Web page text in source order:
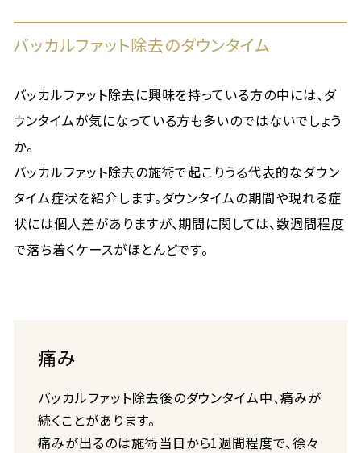
バッカルファット除去のダウンタイム
バッカルファット除去に興味を持っている方の中には、ダ
ウンタイムが気になっている方も多いのではないでしょう
か。
バッカルファット除去の施術で起こりうる代表的なダウン
タイム症状を紹介します。ダウンタイムの期間や現れる症
状には個人差がありますが、期間に関しては、数週間程度
で落ち着くケースがほとんどです。
痛み
バッカルファット除去後のダウンタイム中、痛みが
続くことがあります。
痛みが出るのは施術当日から1週間程度で、徐々